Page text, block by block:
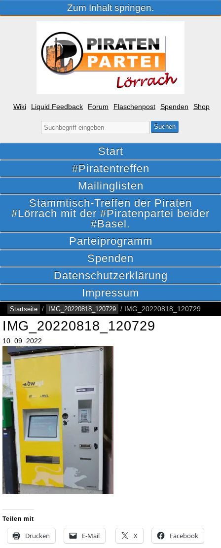
Zum Inhalt springen.
Wiki Liquid Feedback Forum Flaschenpost Spenden Shop
Suche
nach:
Start
#Piratentreffen
Mailinglisten
Stammtisch-Treffen der Piraten
#Lörrach mit der #Piratenpartei beider
#Basel.
Parteiprogramm
Spenden
Datenschutzerklärung
Impressum
Startseite / IMG_20220818_120729 / IMG_20220818_120729
IMG_20220818_120729
10. 09. 2022
Teilen mit
Drucken E-Mail X Facebook